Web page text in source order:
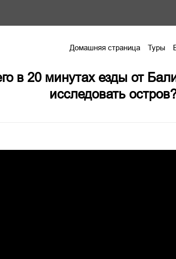
Домашняя страница Туры
в 20 минутах езды от
исследовать